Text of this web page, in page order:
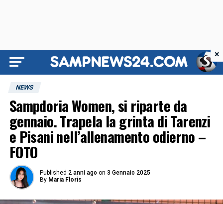
NEWS
Sampdoria Women, si riparte da
gennaio. Trapela la grinta di Tarenzi
e Pisani nell’allenamento odierno –
FOTO
Published 2 anni ago on 3 Gennaio 2025
By Maria Floris
×